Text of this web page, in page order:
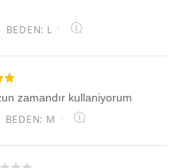
BEDEN: L ·
zamandır kullaniyorum
BEDEN: M ·